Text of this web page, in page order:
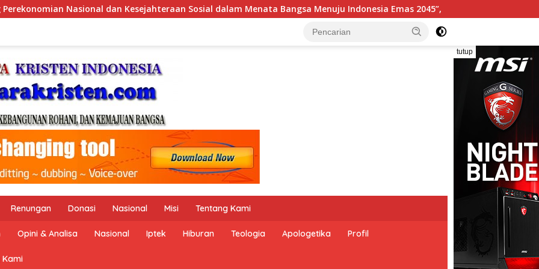
dalam Menata Bangsa Menuju Indonesia Emas 2045”, Pemerintah Indonesia dan Perserikatan Bangsa-Bangsa
tutup
Renungan Donasi Nasional Misi Tentang Kami
Opini & Analisa Nasional Iptek Hiburan Teologia Apologetika Profil
Kami